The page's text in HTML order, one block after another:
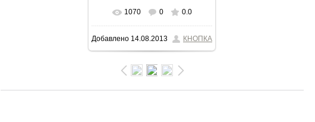
В реальном размере
800x450/ 41.0Kb
1070 0 0.0
Добавлено 14.08.2013 КНОПКА